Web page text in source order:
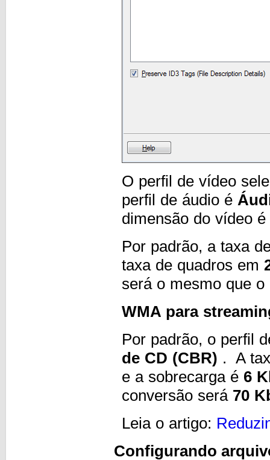
O perfil de vídeo
perfil de áudio é
dimensão do vídeo
Por padrão, a taxa
taxa de quadros em
será o mesmo que
WMA para
Por padrão, o perfil
de CD (CBR) . A
e a sobrecarga é 6
conversão será 70
Leia o artigo:
Configurando